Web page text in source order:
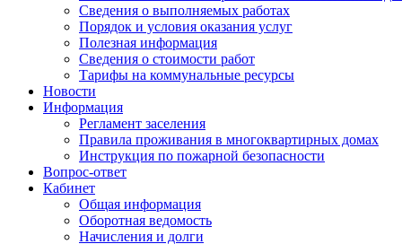
Сведения о выполняемых работах
Порядок и условия оказания услуг
Полезная информация
Сведения о стоимости работ
Тарифы на коммунальные ресурсы
Новости
Информация
Регламент заселения
Правила проживания в многоквартирных домах
Инструкция по пожарной безопасности
Вопрос-ответ
Кабинет
Общая информация
Оборотная ведомость
Начисления и долги